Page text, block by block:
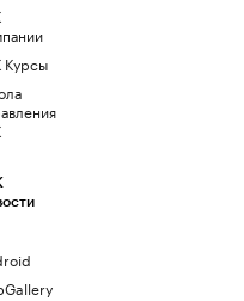
Курсы